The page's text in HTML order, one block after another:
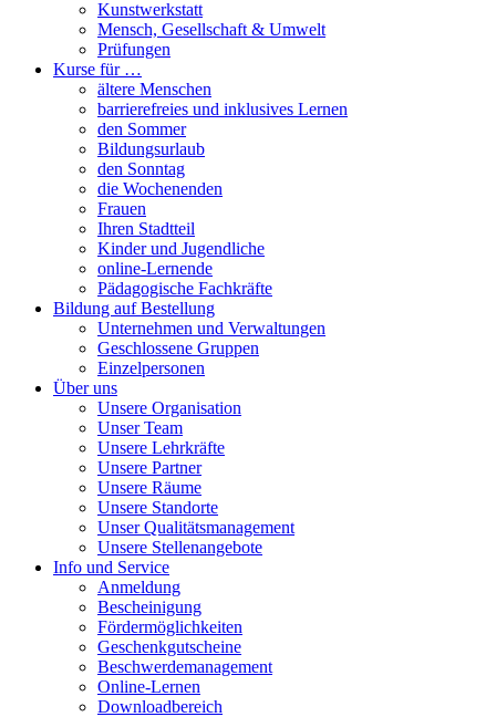
Kunstwerkstatt
Mensch, Gesellschaft & Umwelt
Prüfungen
Kurse für …
ältere Menschen
barrierefreies und inklusives Lernen
den Sommer
Bildungsurlaub
den Sonntag
die Wochenenden
Frauen
Ihren Stadtteil
Kinder und Jugendliche
online-Lernende
Pädagogische Fachkräfte
Bildung auf Bestellung
Unternehmen und Verwaltungen
Geschlossene Gruppen
Einzelpersonen
Über uns
Unsere Organisation
Unser Team
Unsere Lehrkräfte
Unsere Partner
Unsere Räume
Unsere Standorte
Unser Qualitätsmanagement
Unsere Stellenangebote
Info und Service
Anmeldung
Bescheinigung
Fördermöglichkeiten
Geschenkgutscheine
Beschwerdemanagement
Online-Lernen
Downloadbereich